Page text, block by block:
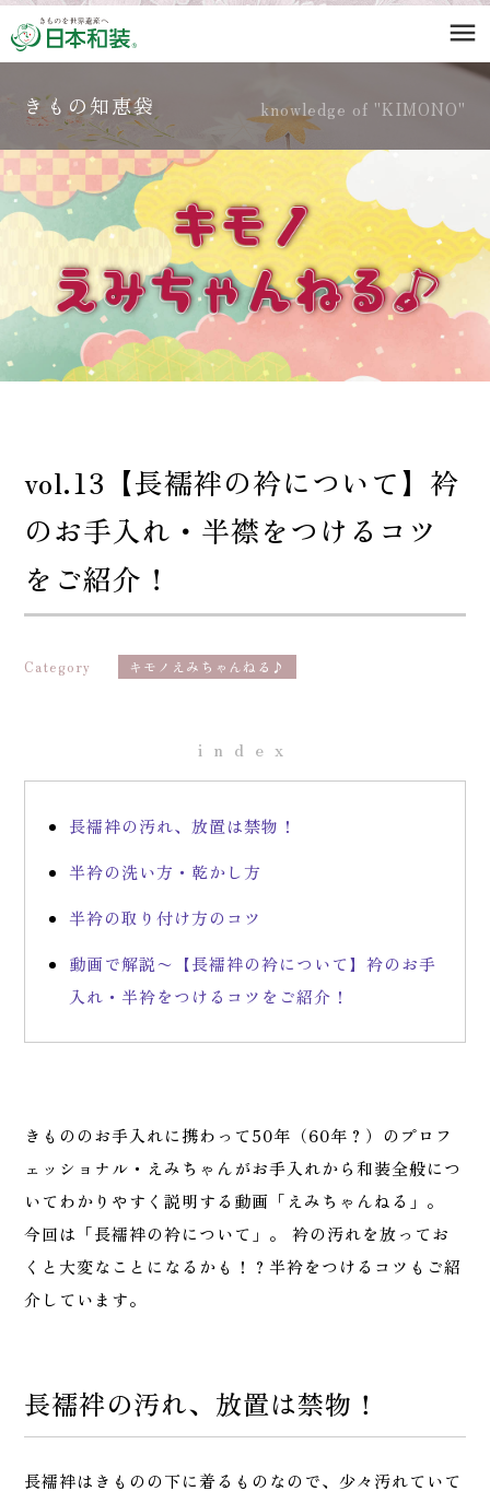
menu
knowledge of "KIMONO"
きもの知恵袋
vol.13【長襦袢の衿について】衿
のお手入れ・半襟をつけるコツ
をご紹介！
Category キモノえみちゃんねる♪
index
長襦袢の汚れ、放置は禁物！
半衿の洗い方・乾かし方
半衿の取り付け方のコツ
動画で解説〜【長襦袢の衿について】衿のお手
入れ・半衿をつけるコツをご紹介！
きもののお手入れに携わって50年（60年？）のプロフ
ェッショナル・えみちゃんがお手入れから和装全般につ
いてわかりやすく説明する動画「えみちゃんねる」。
今回は「長襦袢の衿について」。 衿の汚れを放ってお
くと大変なことになるかも！？半衿をつけるコツもご紹
介しています。
長襦袢の汚れ、放置は禁物！
長襦袢はきものの下に着るものなので、少々汚れていて